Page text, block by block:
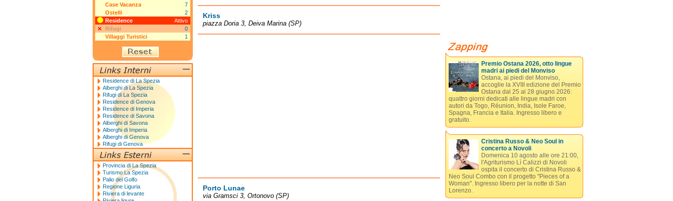
Kriss
piazza Doria 3, Deiva Marina (SP)
Porto Lunae
via Gramsci 3, Ortonovo (SP)
Premio Ostana 2026, otto lingue
madri ai piedi del Monviso
Ostana, ai piedi del Monviso,
accoglie la XVIII edizione del Premio
Ostana dal 25 al 28 giugno 2026:
quattro giorni dedicati alle lingue madri con
autori da Togo, Réunion, India, Isole Faroe,
Spagna, Francia e Italia. Ingresso libero e
gratuito.
Cristina Russo & Neo Soul in
concerto a Novoli
Domenica 10 agosto alle ore 21:00,
l'Agriturismo Lì Calizzi di Novoli
ospita il concerto di Cristina Russo &
Neo Soul Combo con il progetto "Pieces of a
Woman". Ingresso libero per la notte di San
Lorenzo.
Case Vacanza
7
Ostelli
2
Residence
Attivo
Rifugi
0
Villaggi Turistici
1
Residence di La Spezia
Alberghi di La Spezia
Rifugi di La Spezia
Residence di Genova
Residence di Imperia
Residence di Savona
Alberghi di Savona
Alberghi di Imperia
Alberghi di Genova
Rifugi di Genova
Provincia di La Spezia
Turismo La Spezia
Palio del Golfo
Regione Liguria
Riviera di levante